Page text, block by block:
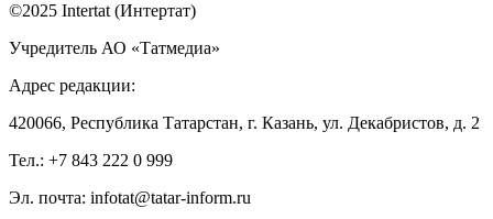
©2025 Intertat (Интертат)
Учредитель АО «Татмедиа»
Адрес редакции:
420066, Республика Татарстан, г. Казань, ул. Декабристов, д. 2
Тел.: +7 843 222 0 999
Эл. почта: infotat@tatar-inform.ru